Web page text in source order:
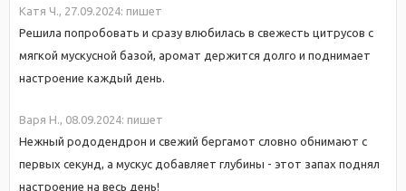
Катя Ч., 27.09.2024: пишет
Решила попробовать и сразу влюбилась в свежесть цитрусов с
мягкой мускусной базой, аромат держится долго и поднимает
настроение каждый день.
Варя Н., 08.09.2024: пишет
Нежный рододендрон и свежий бергамот словно обнимают с
первых секунд, а мускус добавляет глубины - этот запах поднял
настроение на весь день!